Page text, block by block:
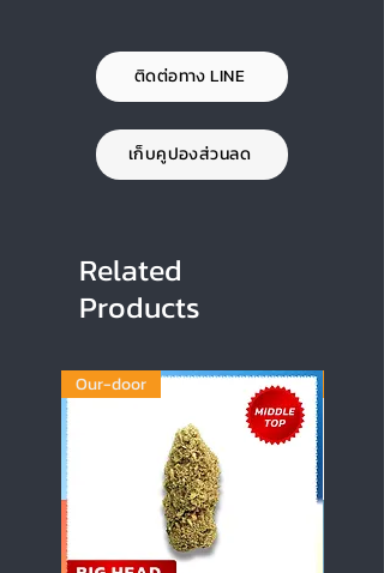
ติดต่อทาง LINE
เก็บคูปองส่วนลด
Related
Products
Our-door